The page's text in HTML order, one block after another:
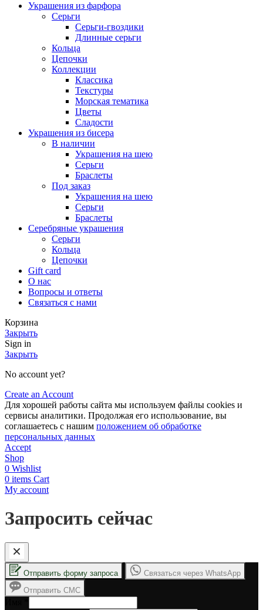
Украшения из фарфора
Серьги
Серьги-гвоздики
Длинные серьги
Кольца
Цепочки
Коллекции
Классика
Текстуры
Морская тематика
Цветы
Сладости
Украшения из бисера
В наличии
Украшения на шею
Серьги
Браслеты
Под заказ
Украшения на шею
Серьги
Браслеты
Серебряные украшения
Серьги
Кольца
Цепочки
Gift card
О нас
Вопросы и ответы
Связаться с нами
Корзина
Закрыть
Sign in
Закрыть
No account yet?
Create an Account
Для хорошей работы сайта мы используем файлы cookies и
сервисы аналитики. Продолжая его использование, вы
соглашаетесь с нашим положением об обработке
персональных данных
Accept
Shop
0 Wishlist
0 items Cart
My account
Запросить сейчас
Отправить форму запроса
Связаться через WhatsApp
Отправить СМС